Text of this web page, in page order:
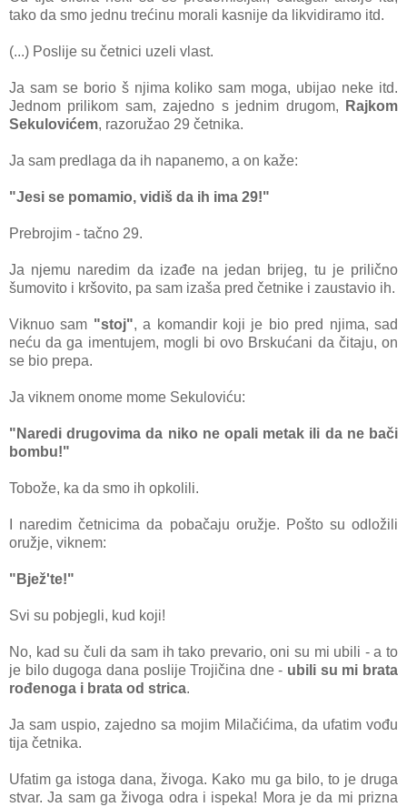
tako da smo jednu trećinu morali kasnije da likvidiramo itd.
(...) Poslije su četnici uzeli vlast.
Ja sam se borio š njima koliko sam moga, ubijao neke itd.
Jednom prilikom sam, zajedno s jednim drugom,
Rajkom
Sekulovićem, razoružao 29 četnika.
Ja sam predlaga da ih napanemo, a on kaže:
"Jesi se pomamio, vidiš da ih ima 29!"
Prebrojim - tačno 29.
Ja njemu naredim da izađe na jedan brijeg, tu je prilično
šumovito i kršovito, pa sam izaša pred četnike i zaustavio ih.
Viknuo sam "stoj", a komandir koji je bio pred njima, sad
neću da ga imentujem, mogli bi ovo Brskućani da čitaju, on
se bio prepa.
Ja viknem onome mome Sekuloviću:
"Naredi drugovima da niko ne opali metak ili da ne bači
bombu!"
Tobože, ka da smo ih opkolili.
I naredim četnicima da pobačaju oružje. Pošto su odložili
oružje, viknem:
"Bjež'te!"
Svi su pobjegli, kud koji!
No, kad su čuli da sam ih tako prevario, oni su mi ubili - a to
je bilo dugoga dana poslije Trojičina dne - ubili su mi brata
rođenoga i brata od strica.
Ja sam uspio, zajedno sa mojim Milačićima, da ufatim vođu
tija četnika.
Ufatim ga istoga dana, živoga. Kako mu ga bilo, to je druga
stvar. Ja sam ga živoga odra i ispeka! Mora je da mi prizna